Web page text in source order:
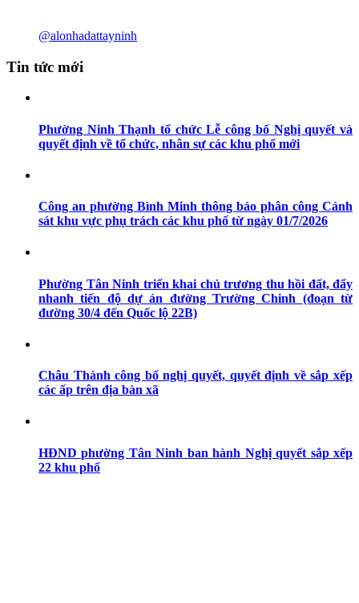
@alonhadattayninh
Tin tức mới
Phường Ninh Thạnh tổ chức Lễ công bố Nghị quyết và
quyết định về tổ chức, nhân sự các khu phố mới
Công an phường Bình Minh thông báo phân công Cảnh
sát khu vực phụ trách các khu phố từ ngày 01/7/2026
Phường Tân Ninh triển khai chủ trương thu hồi đất, đẩy
nhanh tiến độ dự án đường Trường Chinh (đoạn từ
đường 30/4 đến Quốc lộ 22B)
Châu Thành công bố nghị quyết, quyết định về sắp xếp
các ấp trên địa bàn xã
HĐND phường Tân Ninh ban hành Nghị quyết sắp xếp
22 khu phố